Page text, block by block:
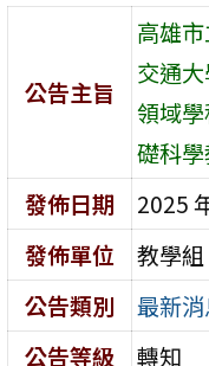
公告主旨
高雄
交通
領域
礎科學
發佈日期
2025
發佈單位
教學組
公告類別
最新
公告等級
轉知